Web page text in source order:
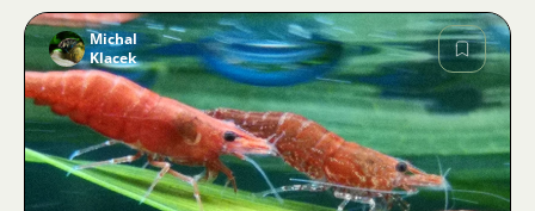
Bild
Michal
Klacek